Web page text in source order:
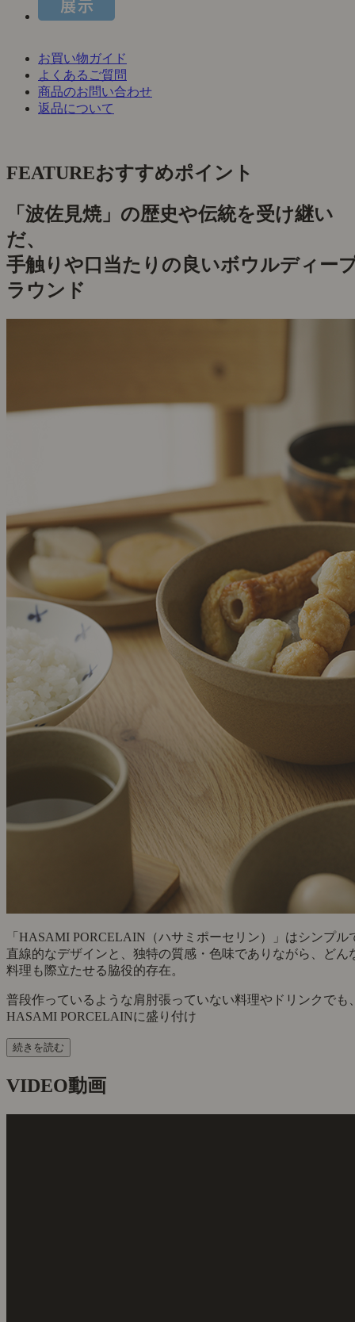
お買い物ガイド
よくあるご質問
商品のお問い合わせ
返品について
FEATUREおすすめポイント
「波佐見焼」の歴史や伝統を受け継い
だ、
手触りや口当たりの良いボウルディー
ラウンド
「HASAMI PORCELAIN（ハサミポーセリン）」はシンプル
直線的なデザインと、独特の質感・色味でありながら、どん
料理も際立たせる脇役的存在。
普段作っているような肩肘張っていない料理やドリンクでも
HASAMI PORCELAINに盛り付け
続きを読む
VIDEO動画